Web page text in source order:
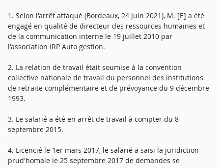
1. Selon l'arrêt attaqué (Bordeaux, 24 juin 2021), M. [E] a été
engagé en qualité de directeur des ressources humaines et
de la communication interne le 19 juillet 2010 par
l'association IRP Auto gestion.
2. La relation de travail était soumise à la convention
collective nationale de travail du personnel des institutions
de retraite complémentaire et de prévoyance du 9 décembre
1993.
3. Le salarié a été en arrêt de travail à compter du 8
septembre 2015.
4. Licencié le 1er mars 2017, le salarié a saisi la juridiction
prud'homale le 25 septembre 2017 de demandes se